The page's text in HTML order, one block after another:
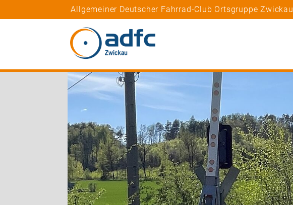
Allgemeiner Deutscher Fahrrad-Club Ortsgruppe Zwickau